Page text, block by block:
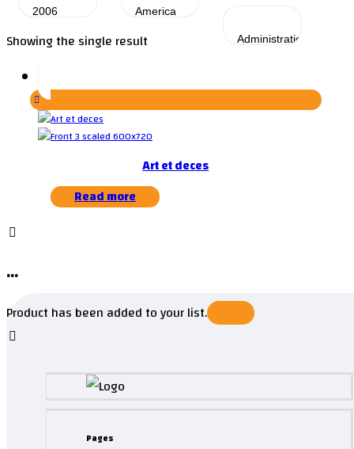
Showing the single result
Art et deces
Read more
...
Product has been added to your list.
Pages